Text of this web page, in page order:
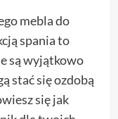
mebla do
spania to
są wyjątkowo
stać się ozdobą
się jak